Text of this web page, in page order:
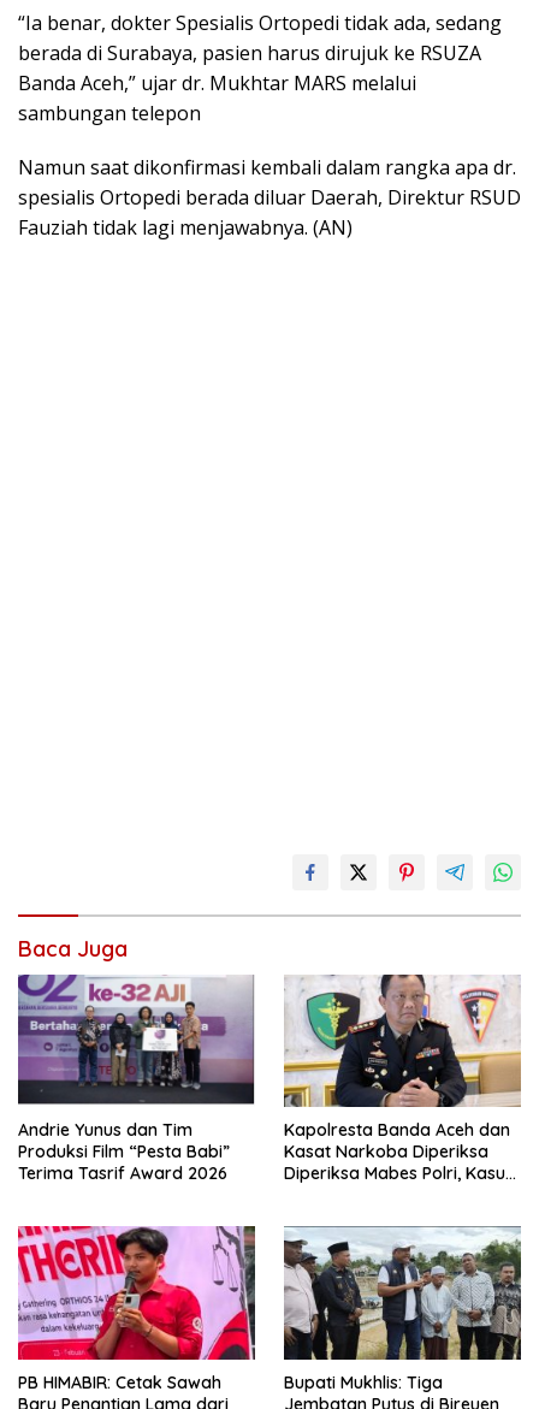
“Ia benar, dokter Spesialis Ortopedi tidak ada, sedang
berada di Surabaya, pasien harus dirujuk ke RSUZA
Banda Aceh,” ujar dr. Mukhtar MARS melalui
sambungan telepon
Namun saat dikonfirmasi kembali dalam rangka apa dr.
spesialis Ortopedi berada diluar Daerah, Direktur RSUD
Fauziah tidak lagi menjawabnya. (AN)
Baca Juga
Andrie Yunus dan Tim
Produksi Film “Pesta Babi”
Terima Tasrif Award 2026
Kapolresta Banda Aceh dan
Kasat Narkoba Diperiksa
Diperiksa Mabes Polri, Kasus
PB HIMABIR: Cetak Sawah
Baru Penantian Lama dari
Bupati Mukhlis: Tiga
Jembatan Putus di Bireuen